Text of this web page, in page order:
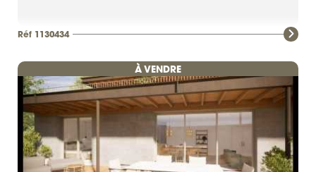
Réf 1130434
À VENDRE